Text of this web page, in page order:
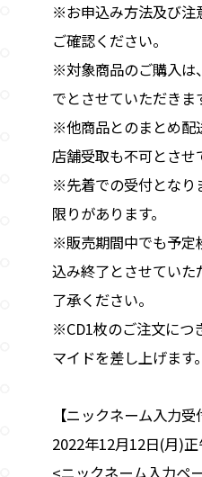
※お申込み方法及び注
ご確認ください。
※対象商品のご購入は
でとさせていただきま
※他商品とのまとめ配
店舗受取も不可とさせ
※先着での受付となり
限りがあります。
※販売期間中でも予定
込み終了とさせてい
了承ください。
※CD1枚のご注文につ
マイドを差し上げます。
【ニックネーム入力受
2022年12月12日(月)